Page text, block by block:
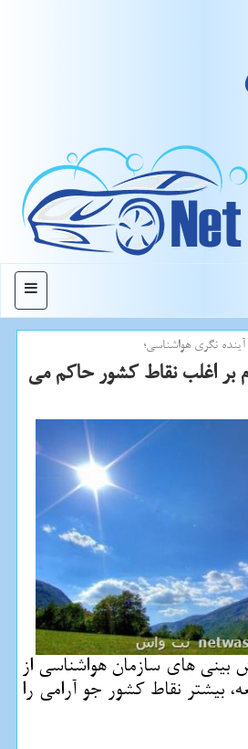
منو
نگری هواشناسی؛
بر اغلب نقاط كشور حاكم می
های سازمان هواشناسی از
بیشتر نقاط كشور جو آرامی را